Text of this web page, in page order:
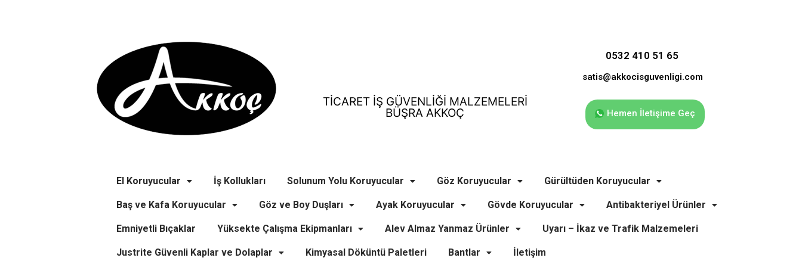
TİCARET İŞ GÜVENLİĞİ MALZEMELERİ
BÜŞRA AKKOÇ
0532 410 51 65
satis@akkocisguvenligi.com
Hemen İletişime Geç
El Koruyucular İş Kollukları Solunum Yolu Koruyucular Göz Koruyucular Gürültüden Koruyucular
Baş ve Kafa Koruyucular Göz ve Boy Duşları Ayak Koruyucular Gövde Koruyucular Antibakteriyel Ürünler
Emniyetli Bıçaklar Yüksekte Çalışma Ekipmanları Alev Almaz Yanmaz Ürünler Uyarı – İkaz ve Trafik Malzemeleri
Justrite Güvenli Kaplar ve Dolaplar Kimyasal Döküntü Paletleri Bantlar İletişim